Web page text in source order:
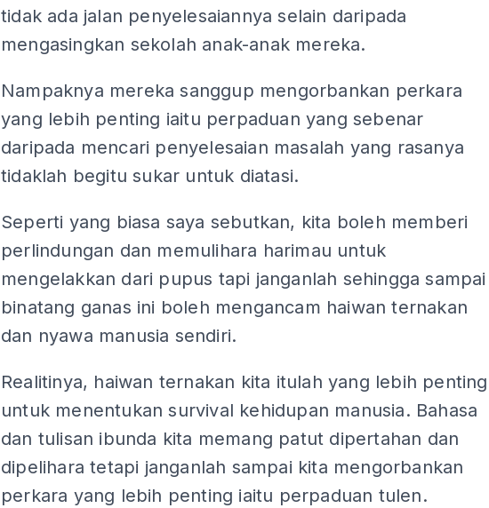
tidak ada jalan penyelesaiannya selain daripada
mengasingkan sekolah anak-anak mereka.
Nampaknya mereka sanggup mengorbankan perkara
yang lebih penting iaitu perpaduan yang sebenar
daripada mencari penyelesaian masalah yang rasanya
tidaklah begitu sukar untuk diatasi.
Seperti yang biasa saya sebutkan, kita boleh memberi
perlindungan dan memulihara harimau untuk
mengelakkan dari pupus tapi janganlah sehingga sampai
binatang ganas ini boleh mengancam haiwan ternakan
dan nyawa manusia sendiri.
Realitinya, haiwan ternakan kita itulah yang lebih penting
untuk menentukan survival kehidupan manusia. Bahasa
dan tulisan ibunda kita memang patut dipertahan dan
dipelihara tetapi janganlah sampai kita mengorbankan
perkara yang lebih penting iaitu perpaduan tulen.